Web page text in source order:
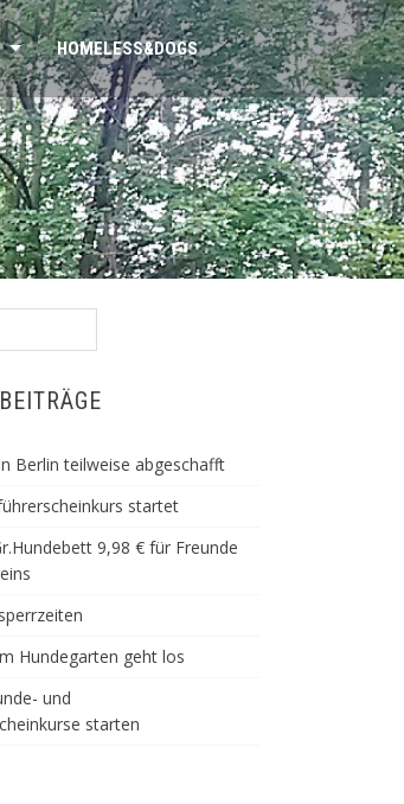
HOMELESS&DOGS
Berlin teilweise abgeschafft
startet
9,98 € für Freunde
Hundegarten geht los
und
starten